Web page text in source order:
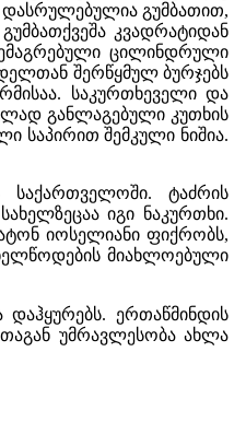
დასრულებულია გუმბათით,
კვადრატიდან
ცილინდრული
შერწყმულ ბურჯებს
საკურთხეველი და
განლაგებული კუთხის
საპირით შემკული ნიშია.
საქართველოში. ტაძრის
იგი ნაკურთხი.
იოსელიანი ფიქრობს,
მიახლოებული
ერთაწმინდის
უმრავლესობა ახლა